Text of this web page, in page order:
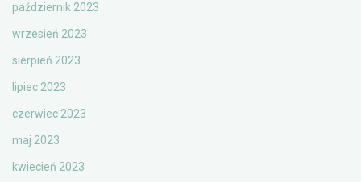
październik 2023
wrzesień 2023
sierpień 2023
lipiec 2023
czerwiec 2023
maj 2023
kwiecień 2023